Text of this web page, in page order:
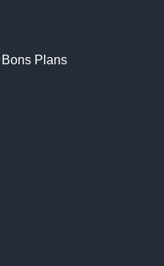
Plans